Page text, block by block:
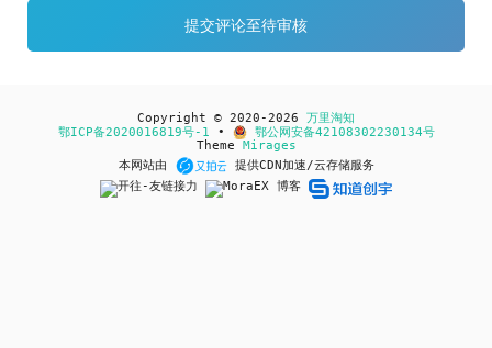
Copyright © 2020-2026 万里淘知
鄂ICP备2020016819号-1 •
鄂公网安备42108302230134号
Theme Mirages
本网站由
提供CDN加速/云存储服务